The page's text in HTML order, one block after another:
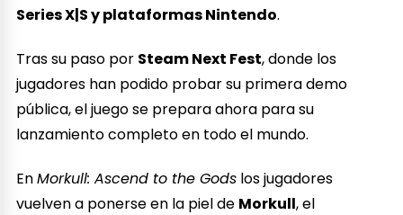
Series X|S y plataformas Nintendo.
Tras su paso por Steam Next Fest, donde los
jugadores han podido probar su primera demo
pública, el juego se prepara ahora para su
lanzamiento completo en todo el mundo.
EnMorkull: Ascend to the Gods los jugadores
vuelven a ponerse en la piel de Morkull, el